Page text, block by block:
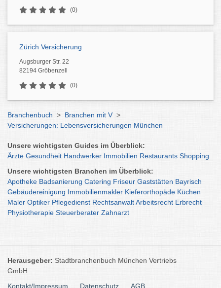
(0)
Zürich Versicherung
Augsburger Str. 22
82194 Gröbenzell
(0)
Branchenbuch > Branchen mit V >
Versicherungen: Lebensversicherungen München
Unsere wichtigsten Guides im Überblick:
Ärzte Gesundheit Handwerker Immobilien Restaurants Shopping
Unsere wichtigsten Branchen im Überblick:
Apotheke Badsanierung Catering Friseur Gaststätten Bayrisch
Gebäudereinigung Immobilienmakler Kieferorthopäde Küchen
Maler Optiker Pflegedienst RechtsanwaltArbeitsrecht Erbrecht
Physiotherapie Steuerberater Zahnarzt
Herausgeber: Stadtbranchenbuch München Vertriebs
GmbH
Kontakt/Impressum
Datenschutz AGB